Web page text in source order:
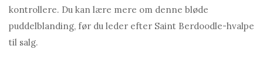
kontrollere. Du kan lære mere om denne bløde
puddelblanding, før du leder efter Saint Berdoodle-hvalpe
til salg.